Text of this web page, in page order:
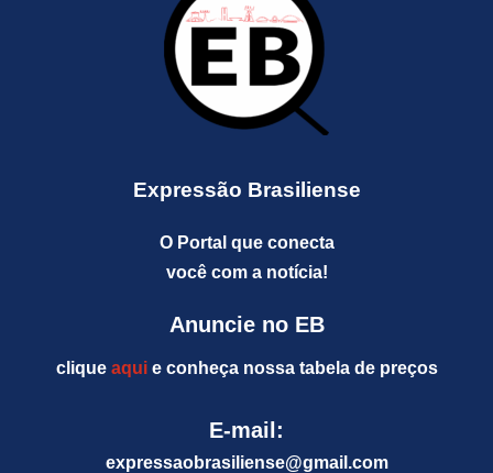
Expressão Brasiliense
O Portal que conecta
você com a notícia!
Anuncie no EB
clique aquie conheça nossa tabela de preços
E-mail:
expressaobrasiliense@gmail.com